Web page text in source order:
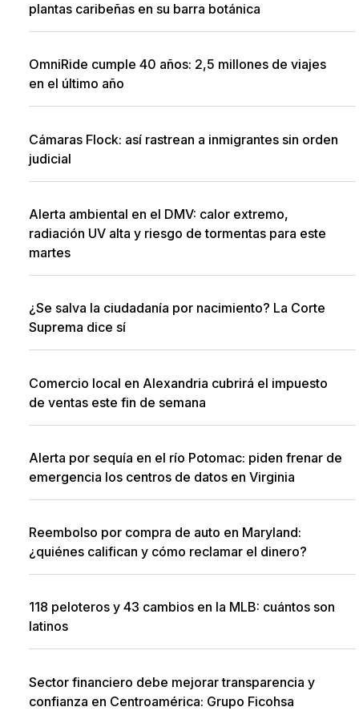
plantas caribeñas en su barra botánica
OmniRide cumple 40 años: 2,5 millones de viajes
en el último año
Cámaras Flock: así rastrean a inmigrantes sin orden
judicial
Alerta ambiental en el DMV: calor extremo,
radiación UV alta y riesgo de tormentas para este
martes
¿Se salva la ciudadanía por nacimiento? La Corte
Suprema dice sí
Comercio local en Alexandria cubrirá el impuesto
de ventas este fin de semana
Alerta por sequía en el río Potomac: piden frenar de
emergencia los centros de datos en Virginia
Reembolso por compra de auto en Maryland:
¿quiénes califican y cómo reclamar el dinero?
118 peloteros y 43 cambios en la MLB: cuántos son
latinos
Sector financiero debe mejorar transparencia y
confianza en Centroamérica: Grupo Ficohsa